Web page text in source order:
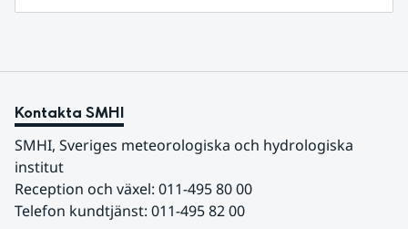
Kontakta SMHI
SMHI, Sveriges meteorologiska och hydrologiska
institut
Reception och växel: 011-495 80 00
Telefon kundtjänst: 011-495 82 00